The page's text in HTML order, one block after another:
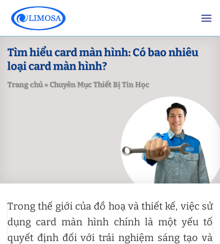
content
Tìm hiểu card màn hình: Có bao nhiêu
loại card màn hình?
Trang chủ»Chuyên Mục Thiết Bị Tin Học
Trong thế giới của đồ hoạ và thiết kế, việc sử
dụng card màn hình chính là một yếu tố
quyết định đối với trải nghiệm sáng tạo và